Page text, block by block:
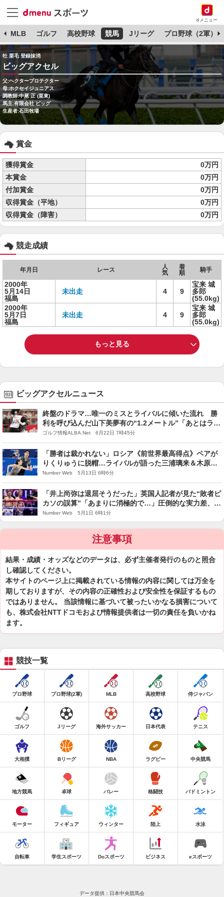
dメニュー
MLB ゴルフ 高校野球 競馬 Jリーグ プロ野球（2軍）
牡 栗毛 登録抹消
ビッグアクセル
父:ヘクタープロテクター
母:ホクセイジュニアス
調教師:中尾 正 (栗東)
馬主:有限会社 ビッグ
生産者:石田牧場
賞金
獲得賞金
0万円
本賞金
0万円
付加賞金
0万円
収得賞金（平地）
0万円
収得賞金（障害）
0万円
競走成績
年月日 レース
人
気
着
順
騎手
2000年
5月14日
福島
未出走 4 9
宝来 城
多郎
(55.0kg)
2000年
5月7日
福島
未出走 4 9
宝来 城
多郎
(55.0kg)
もっと見る
ビッグアクセルニュース
終盤のドラマ…唯一のミスとライバルに傾いた流れ 勝
利を呼び込んだ山下美夢有の“1.2メートル”「あとはライ
ンに打つだけ」
ゴルフ情報ALBA.Net 6月22日 7時45分
「勝者は裁かれない」ロシア《前世界最高得点》ペアが
りくりゅうに脱帽…ライバルが語った三浦璃来＆木原龍
一“五輪の伝説演技”「彼らは本当にクリーン」―2026上
半期読まれた記事
Number Web 5月13日 6時6分
「井上尚弥は退屈そうだった」英国人記者が見た“敗者ピ
カソの誤算”「あまりに消極的で…」圧倒的な実力差、な
ぜKO決着にならなかったのか―2026上半期読まれた記
事
Number Web 5月1日 6時1分
注意事項
結果・成績・オッズなどのデータは、必ず主催者発行のものと照合
し確認してください。
本サイトのページ上に掲載されている情報の内容に関しては万全を
期しておりますが、その内容の正確性および安全性を保証するもの
ではありません。 当該情報に基づいて被ったいかなる損害について
も、株式会社NTTドコモおよび情報提供者は一切の責任を負いかね
ます。
競技一覧
プロ野球 プロ野球(2軍) MLB 高校野球 侍ジャパン
ゴルフ Jリーグ 海外サッカー 日本代表 テニス
大相撲 Bリーグ NBA ラグビー 中央競馬
地方競馬 卓球 バレー 格闘技 バドミントン
モーター フィギュア ウィンター 陸上 水泳
自転車 学生スポーツ Doスポーツ ビジネス eスポーツ
データ提供：日本中央競馬会